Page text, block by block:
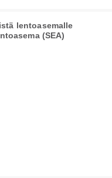
lentoasemalle
(SEA)